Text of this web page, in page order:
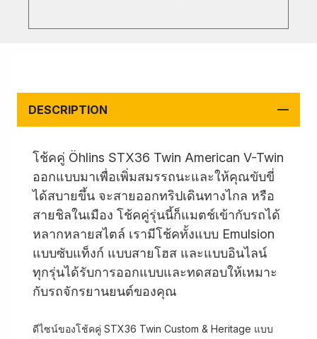
DESCRIPTION
โช้คคู่ Öhlins STX36 Twin American V-Twin
ออกแบบมาเพื่อเพิ่มสมรรถนะและให้คุณขับขี่
ได้สบายขึ้น จะสายออกทริปเดินทางไกล หรือ
สายชิลในเมือง โช้คคู่รุ่นนี้ก็แมตช์เข้ากับรถได้
หลากหลายสไตล์ เรามีโช้คทั้งแบบ Emulsion
แบบซับแท็งก์ แบบสายโฮส และแบบอินไลน์
ทุกรุ่นได้รับการออกแบบและทดสอบให้เหมาะ
กับรถจักรยานยนต์ของคุณ
ดีไซน์ของโช้คคู่ STX36 Twin Custom & Heritage แบบ